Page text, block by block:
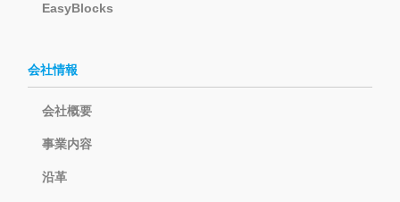
EasyBlocks
会社情報
会社概要
事業内容
沿革